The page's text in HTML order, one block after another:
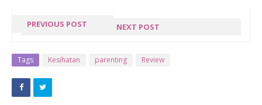
PREVIOUS POST NEXT POST
MALAYSIA,
Tags Kesihatan parenting Review